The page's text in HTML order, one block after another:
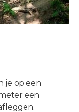
je op een
een